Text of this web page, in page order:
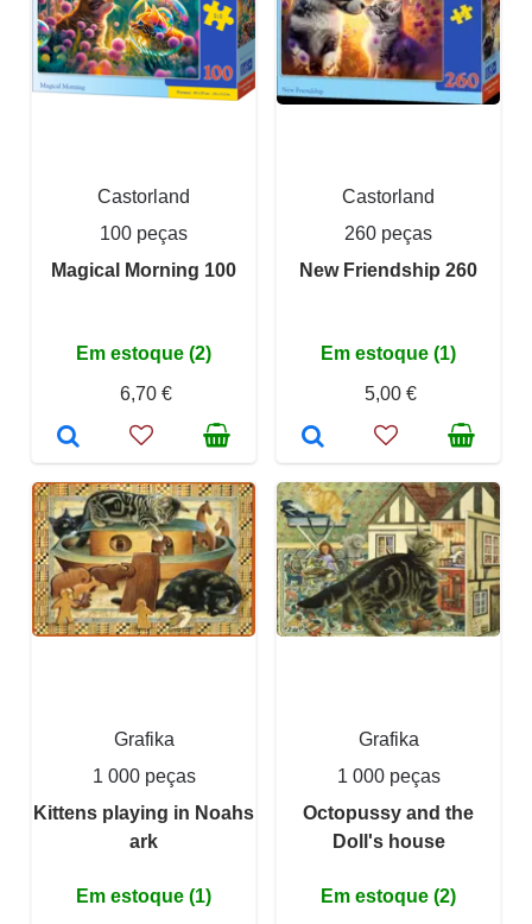
Castorland
100 peças
Magical Morning 100
Em estoque (2)
6,70 €
Castorland
260 peças
New Friendship 260
Em estoque (1)
5,00 €
Grafika
1 000 peças
Kittens playing in Noahs
ark
Em estoque (1)
Grafika
1 000 peças
Octopussy and the
Doll's house
Em estoque (2)